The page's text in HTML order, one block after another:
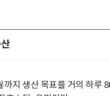
지 생산 목표를 거의 하루